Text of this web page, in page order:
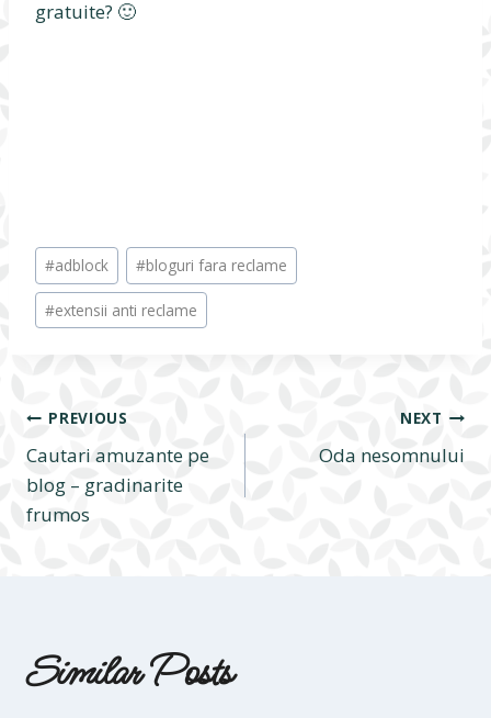
gratuite? 🙂
Post
Tags:
#adblock #bloguri fara reclame
#extensii anti reclame
Navigare
în
PREVIOUS
Cautari amuzante pe
blog – gradinarite
frumos
NEXT
Oda nesomnului
Similar Posts